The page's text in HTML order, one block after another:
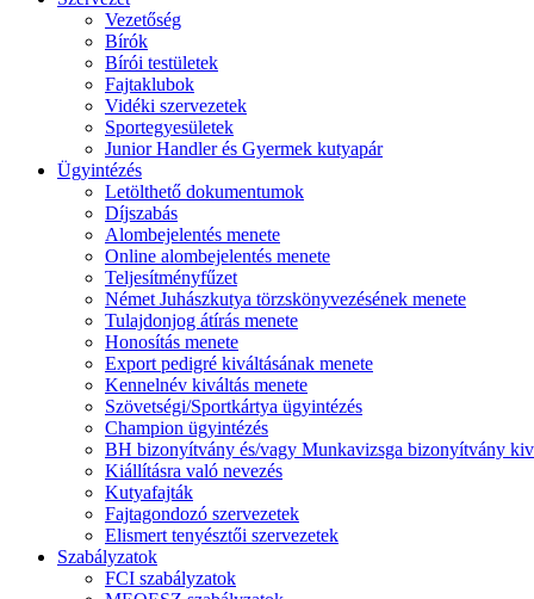
Vezetőség
Bírók
Bírói testületek
Fajtaklubok
Vidéki szervezetek
Sportegyesületek
Junior Handler és Gyermek kutyapár
Ügyintézés
Letölthető dokumentumok
Díjszabás
Alombejelentés menete
Online alombejelentés menete
Teljesítményfűzet
Német Juhászkutya törzskönyvezésének menete
Tulajdonjog átírás menete
Honosítás menete
Export pedigré kiváltásának menete
Kennelnév kiváltás menete
Szövetségi/Sportkártya ügyintézés
Champion ügyintézés
BH bizonyítvány és/vagy Munkavizsga bizonyítvány
Kiállításra való nevezés
Kutyafajták
Fajtagondozó szervezetek
Elismert tenyésztői szervezetek
Szabályzatok
FCI szabályzatok